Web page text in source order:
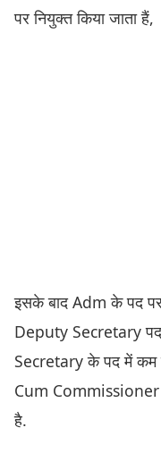
पर नियुक्त किया जाता हैं,
इसके बाद Adm के पद
Deputy Secretary पद
Secretary के पद में कम
Cum Commissioner
है.